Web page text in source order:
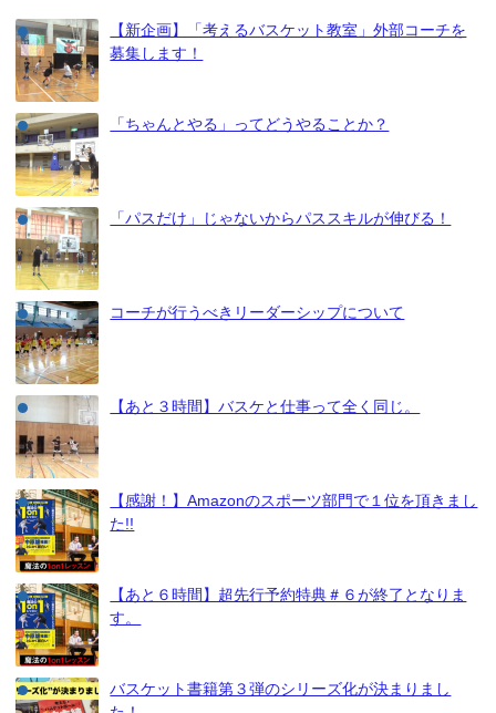
【新企画】「考えるバスケット教室」外部コーチを
募集します！
「ちゃんとやる」ってどうやることか？
「パスだけ」じゃないからパススキルが伸びる！
コーチが行うべきリーダーシップについて
【あと３時間】バスケと仕事って全く同じ。
【感謝！】Amazonのスポーツ部門で１位を頂きまし
た!!
【あと６時間】超先行予約特典＃６が終了となりま
す。
バスケット書籍第３弾のシリーズ化が決まりまし